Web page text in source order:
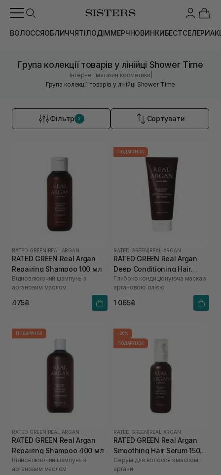
ВОЛОССЯОБЛИЧЧЯТІЛОДІММЕРЧНОВИНКИБЕСТСЕЛЕРИ
Група колекції товарів у лінійці Shower Time
Інтернет магазин косметики
Група колекції товарів у лінійці Shower Time
Фільтр 2 Сортувати
RATED GREEN REAL ARGAN
RATED GREEN Real Argan
Repairing Shampoo 100 мл
Відновлюючий шампунь з
аргановим маслом
475₴
ПОДАРУНОК
RATED GREEN REAL ARGAN
RATED GREEN Real Argan
Deep Conditioning Hair
Mask 200 мл
Глибоко кондиціонуюча маска з
аргановою олією
1 065₴
ПОДАРУНОК
RATED GREEN REAL ARGAN
RATED GREEN Real Argan
Repairing Shampoo 400 мл
Відновлюючий шампунь з
аргановим маслом
-20%
ПОДАРУНОК
RATED GREEN REAL ARGAN
RATED GREEN Real Argan
Smoothing Hair Serum 150
мл
Серум для волосся з маслом
аргани